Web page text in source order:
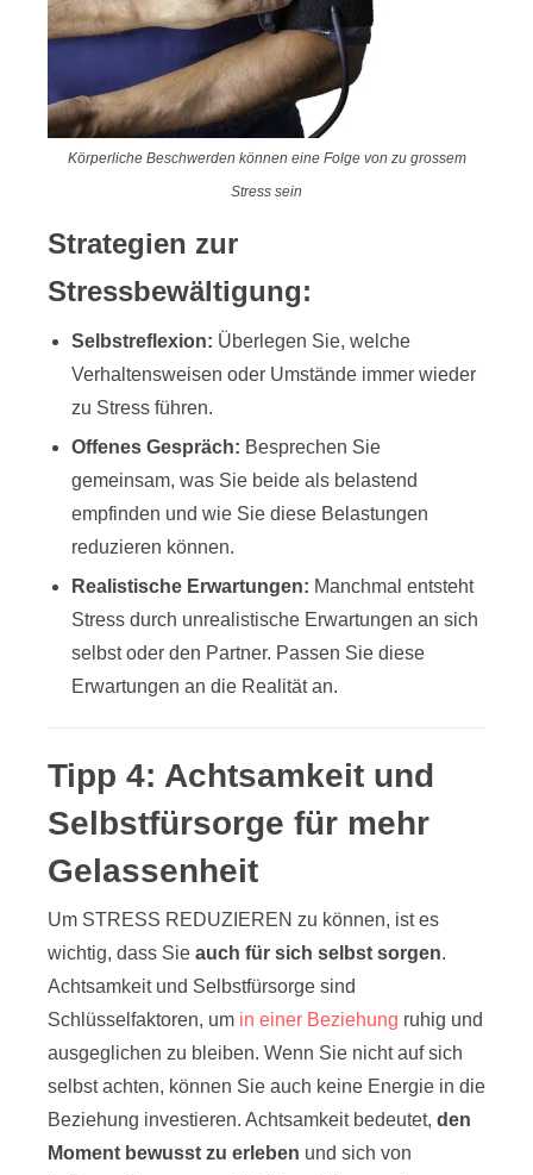
Körperliche Beschwerden können eine Folge von zu grossem
Stress sein
Strategien zur
Stressbewältigung:
Selbstreflexion: Überlegen Sie, welche
Verhaltensweisen oder Umstände immer wieder
zu Stress führen.
Offenes Gespräch: Besprechen Sie
gemeinsam, was Sie beide als belastend
empfinden und wie Sie diese Belastungen
reduzieren können.
Realistische Erwartungen: Manchmal entsteht
Stress durch unrealistische Erwartungen an sich
selbst oder den Partner. Passen Sie diese
Erwartungen an die Realität an.
Tipp 4: Achtsamkeit und
Selbstfürsorge für mehr
Gelassenheit
Um STRESS REDUZIEREN zu können, ist es
wichtig, dass Sie auch für sich selbst sorgen.
Achtsamkeit und Selbstfürsorge sind
Schlüsselfaktoren, um in einer Beziehung ruhig und
ausgeglichen zu bleiben. Wenn Sie nicht auf sich
selbst achten, können Sie auch keine Energie in die
Beziehung investieren. Achtsamkeit bedeutet, den
Moment bewusst zu erleben und sich von